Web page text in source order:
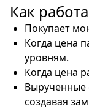
Как
Покупает
Когда цена
уровням.
Когда цена
Вырученные
создавая